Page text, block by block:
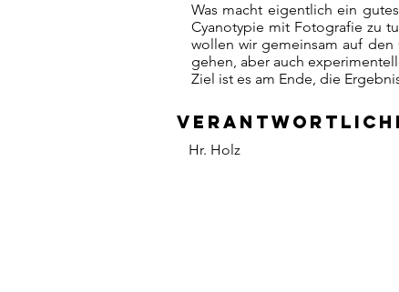
Was macht eigentlich ein
Cyanotypie mit Fotografie zu
wollen wir gemeinsam auf
gehen, aber auch
Ziel ist es am Ende, die
Hr. Holz